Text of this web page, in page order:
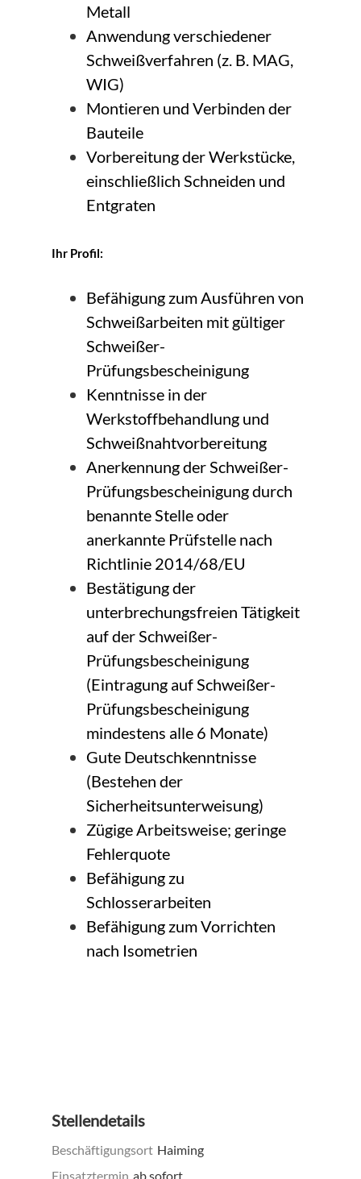
Metall
Anwendung verschiedener
Schweißverfahren (z. B. MAG,
WIG)
Montieren und Verbinden der
Bauteile
Vorbereitung der Werkstücke,
einschließlich Schneiden und
Entgraten
Ihr Profil:
Befähigung zum Ausführen von
Schweißarbeiten mit gültiger
Schweißer-
Prüfungsbescheinigung
Kenntnisse in der
Werkstoffbehandlung und
Schweißnahtvorbereitung
Anerkennung der Schweißer-
Prüfungsbescheinigung durch
benannte Stelle oder
anerkannte Prüfstelle nach
Richtlinie 2014/68/EU
Bestätigung der
unterbrechungsfreien Tätigkeit
auf der Schweißer-
Prüfungsbescheinigung
(Eintragung auf Schweißer-
Prüfungsbescheinigung
mindestens alle 6 Monate)
Gute Deutschkenntnisse
(Bestehen der
Sicherheitsunterweisung)
Zügige Arbeitsweise; geringe
Fehlerquote
Befähigung zu
Schlosserarbeiten
Befähigung zum Vorrichten
nach Isometrien
Stellendetails
Beschäftigungsort Haiming
Einsatztermin ab sofort